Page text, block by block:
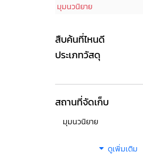
มุมนวนิยาย
สืบค้นที่ไหนดี
ประเภทวัสดุ
สถานที่จัดเก็บ
มุมนวนิยาย
ดูเพิ่มเติม